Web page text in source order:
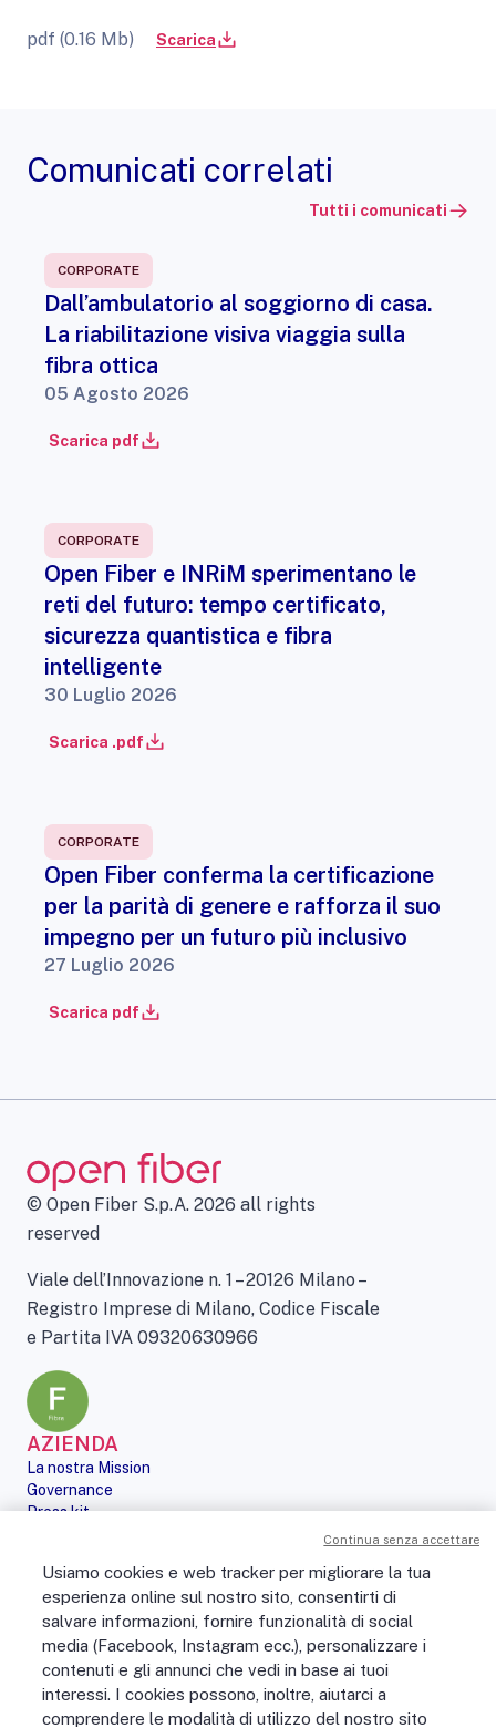
pdf (0.16 Mb) Scarica
Comunicati correlati
Tutti i comunicati
CORPORATE
Dall’ambulatorio al soggiorno di casa.
La riabilitazione visiva viaggia sulla
fibra ottica
05 Agosto 2026
Scarica pdf
CORPORATE
Open Fiber e INRiM sperimentano le
reti del futuro: tempo certificato,
sicurezza quantistica e fibra
intelligente
30 Luglio 2026
Scarica .pdf
CORPORATE
Open Fiber conferma la certificazione
per la parità di genere e rafforza il suo
impegno per un futuro più inclusivo
27 Luglio 2026
Scarica pdf
© Open Fiber S.p.A. 2026 all rights
reserved
Viale dell’Innovazione n. 1 – 20126 Milano –
Registro Imprese di Milano, Codice Fiscale
e Partita IVA 09320630966
AZIENDA
La nostra Mission
Governance
Press kit
Digital Services Act
PERSONE
No Fibra? No Party!
Posizioni aperte
La vita in Open Fiber
Lavora con noi
La nostra cultura
Usiamo cookies e web tracker per migliorare la tua
esperienza online sul nostro sito, consentirti di
salvare informazioni, fornire funzionalità di social
media (Facebook, Instagram ecc.), personalizzare i
contenuti e gli annunci che vedi in base ai tuoi
interessi. I cookies possono, inoltre, aiutarci a
comprendere le modalità di utilizzo del nostro sito
Continua senza accettare